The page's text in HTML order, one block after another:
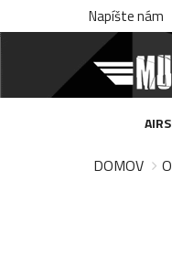
Napíšte nám
DOMOV